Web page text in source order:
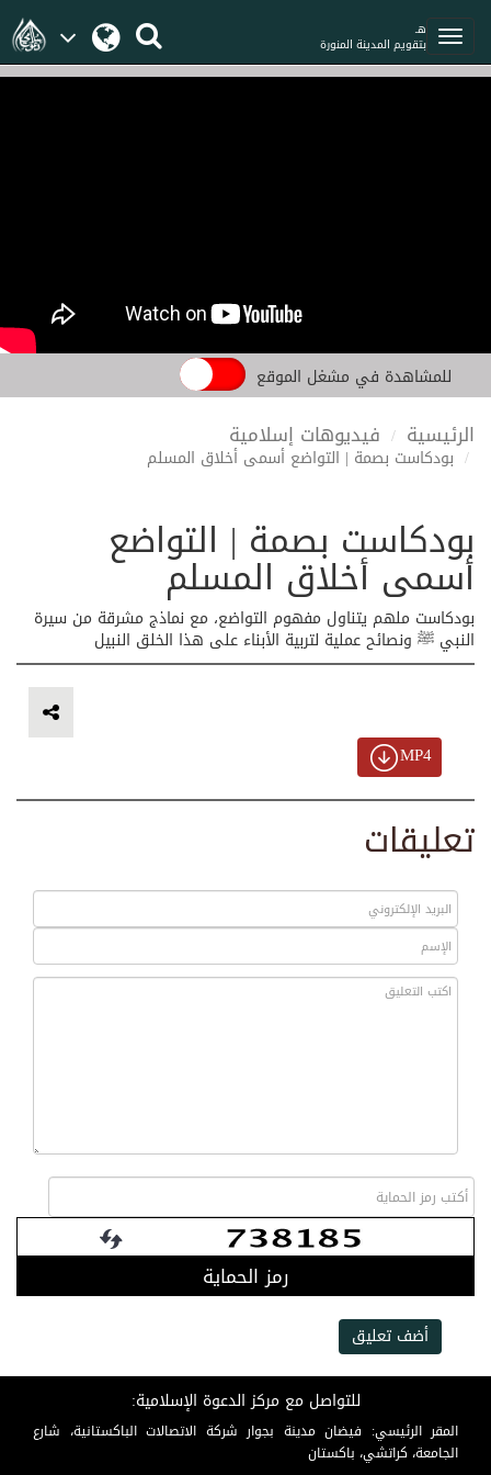
هـ
بتقويم المدينة المنورة
للمشاهدة في مشغل الموقع
الرئيسية فيديوهات إسلامية
بودكاست بصمة | التواضع أسمى أخلاق المسلم
بودكاست بصمة | التواضع
أسمى أخلاق المسلم
بودكاست ملهم يتناول مفهوم التواضع، مع نماذج مشرقة من سيرة
النبي ﷺ ونصائح عملية لتربية الأبناء على هذا الخلق النبيل
MP4
تعليقات
رمز الحماية
أضف تعليق
للتواصل مع مركز الدعوة الإسلامية:
المقر الرئيسي: فيضان مدينة بجوار شركة الاتصالات الباكستانية، شارع
الجامعة، كراتشي، باكستان